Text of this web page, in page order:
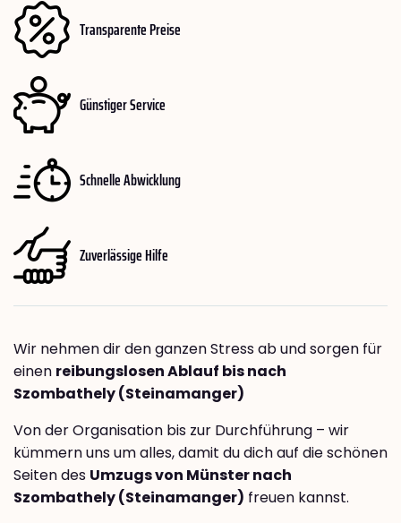
Transparente Preise
Günstiger Service
Schnelle Abwicklung
Zuverlässige Hilfe
Wir nehmen dir den ganzen Stress ab und sorgen für
einen reibungslosen Ablauf bis nach
Szombathely (Steinamanger)
Von der Organisation bis zur Durchführung – wir
kümmern uns um alles, damit du dich auf die schönen
Seiten des Umzugs von Münster nach
Szombathely (Steinamanger) freuen kannst.